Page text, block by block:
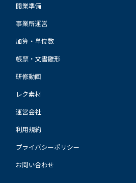
開業準備
事業所運営
加算・単位数
帳票・文書雛形
研修動画
レク素材
運営会社
利用規約
プライバシーポリシー
お問い合わせ